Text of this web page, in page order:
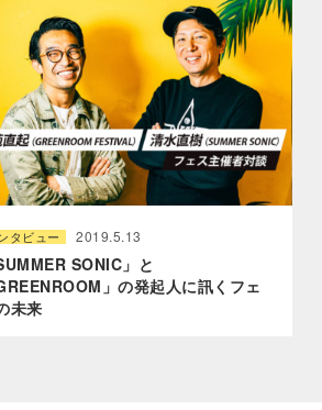
タビュー 2019.5.13
SONIC」と
」の発起人に訊くフェ
未来